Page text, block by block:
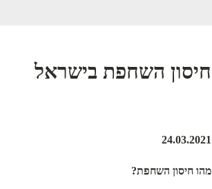
חיסון השחפת בישראל
24.03.2021
מהו חיסון השחפת?